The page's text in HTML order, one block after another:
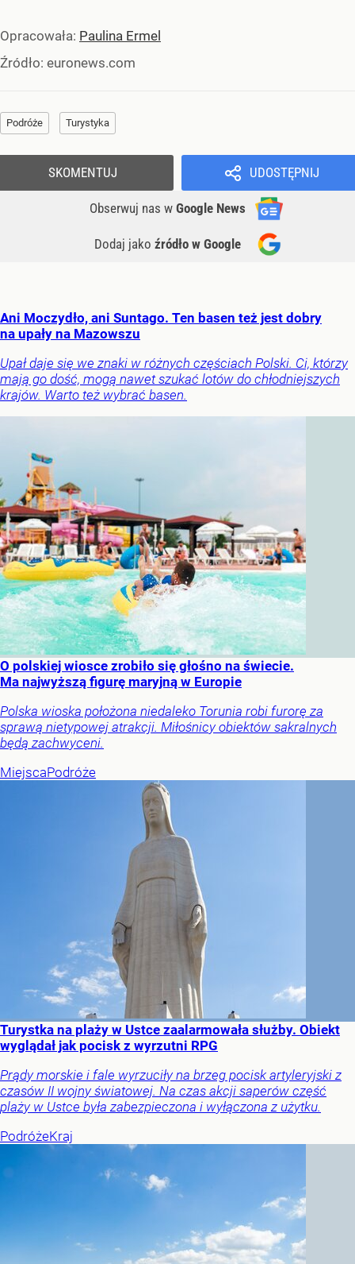
Opracowała: Paulina Ermel
Źródło: euronews.com
Podróże Turystyka
UDOSTĘPNIJ
Obserwuj nas w Google News
Dodaj jako źródło w Google
SKOMENTUJ
Ani Moczydło, ani Suntago. Ten basen też jest dobry
na upały na Mazowszu
Upał daje się we znaki w różnych częściach Polski. Ci, którzy
mają go dość, mogą nawet szukać lotów do chłodniejszych
krajów. Warto też wybrać basen.
O polskiej wiosce zrobiło się głośno na świecie.
Ma najwyższą figurę maryjną w Europie
Polska wioska położona niedaleko Torunia robi furorę za
sprawą nietypowej atrakcji. Miłośnicy obiektów sakralnych
będą zachwyceni.
MiejscaPodróże
Turystka na plaży w Ustce zaalarmowała służby. Obiekt
wyglądał jak pocisk z wyrzutni RPG
Prądy morskie i fale wyrzuciły na brzeg pocisk artyleryjski z
czasów II wojny światowej. Na czas akcji saperów część
plaży w Ustce była zabezpieczona i wyłączona z użytku.
PodróżeKraj